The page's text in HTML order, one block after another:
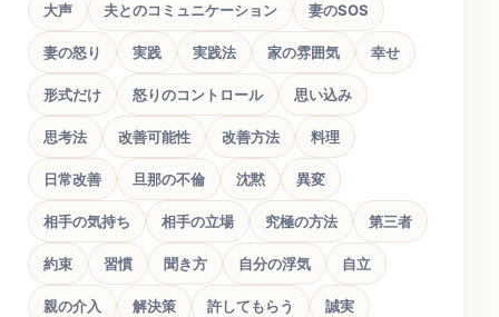
大声 夫とのコミュニケーション 妻のSOS
妻の怒り 実践 実践法 家の雰囲気 幸せ
形式だけ 怒りのコントロール 思い込み
思考法 改善可能性 改善方法 料理
日常改善 旦那の不倫 沈黙 異変
相手の気持ち 相手の立場 究極の方法 第三者
約束 習慣 聞き方 自分の浮気 自立
親の介入 解決策 許してもらう 誠実